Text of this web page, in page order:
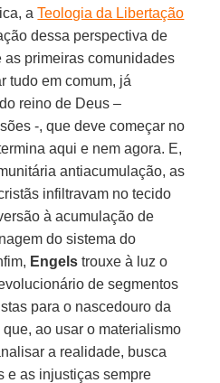
aTeologia da Libertação
dessa perspectiva de
as primeiras comunidades
tudo em comum, já
reino de Deus –
-, que deve começar no
aqui e nem agora. E,
antiacumulação, as
infiltravam no tecido
à acumulação de
do sistema do
Engels trouxe à luz o
de segmentos
para o nascedouro da
que, ao usar o materialismo
a realidade, busca
e as injustiças sempre